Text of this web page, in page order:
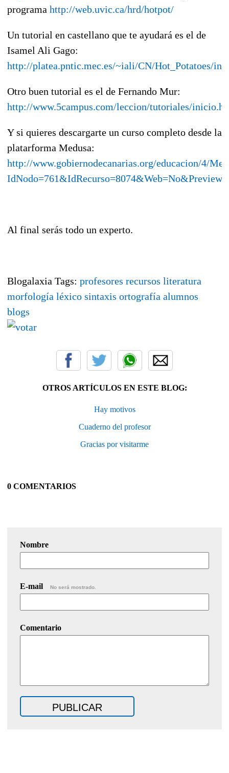
programa http://web.uvic.ca/hrd/hotpot/
Un tutorial en castellano que te ayudará es el de
Isamel Ali Gago:
http://platea.pntic.mec.es/~iali/CN/Hot_Potatoes/
Otro buen tutorial es el de Fernando Mur:
http://www.5campus.com/leccion/tutoriales/
Y si quieres descargarte un curso completo desde la
platarforma Medusa:
http://www.gobiernodecanarias.org/educacion/4/
Al final serás todo un experto.
Blogalaxia Tags: profesores recursos literatura
morfología léxico sintaxis ortografía alumnos
blogs
OTROS ARTÍCULOS EN ESTE BLOG:
Hay motivos
Cuaderno del profesor
Gracias por visitarme
0 COMENTARIOS
Nombre
E-mail No será mostrado.
Comentario